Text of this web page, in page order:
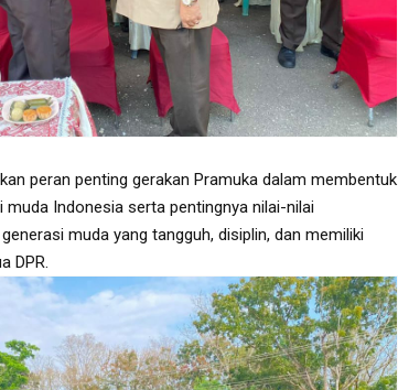
peran penting gerakan Pramuka dalam membentuk
Indonesia serta pentingnya nilai-nilai
muda yang tangguh, disiplin, dan memiliki
DPR.